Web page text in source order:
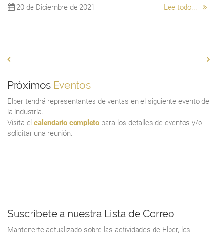
20 de Diciembre de 2021 Lee todo...
Próximos Eventos
Elber tendrá representantes de ventas en el siguiente evento de
la industria.
Visita el calendario completo para los detalles de eventos y/o
solicitar una reunión.
Suscríbete a nuestra Lista de Correo
Mantenerte actualizado sobre las actividades de Elber, los